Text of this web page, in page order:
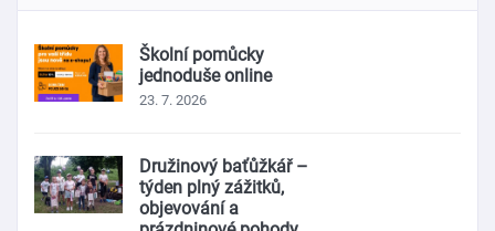
Školní pomůcky
jednoduše online
23. 7. 2026
Družinový baťůžkář –
týden plný zážitků,
objevování a